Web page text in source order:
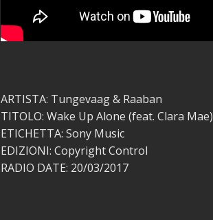
ARTISTA: Tungevaag & Raaban
TITOLO: Wake Up Alone (feat. Clara Mae)
ETICHETTA: Sony Music
EDIZIONI: Copyright Control
RADIO DATE: 20/03/2017